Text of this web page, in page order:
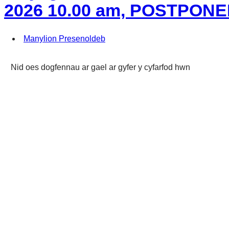
2026 10.00 am,
Manylion Presenoldeb
Nid oes dogfennau ar gael ar gyfer y cyfarfod hwn